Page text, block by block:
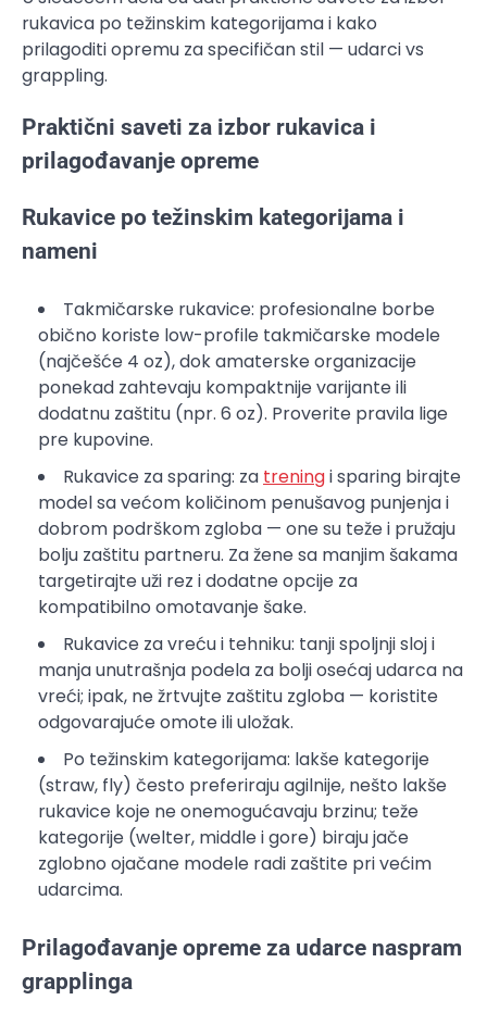
rukavica po težinskim kategorijama i kako
prilagoditi opremu za specifičan stil — udarci vs
grappling.
Praktični saveti za izbor rukavica i
prilagođavanje opreme
Rukavice po težinskim kategorijama i
nameni
Takmičarske rukavice: profesionalne borbe
obično koriste low-profile takmičarske modele
(najčešće 4 oz), dok amaterske organizacije
ponekad zahtevaju kompaktnije varijante ili
dodatnu zaštitu (npr. 6 oz). Proverite pravila lige
pre kupovine.
Rukavice za sparing: za treningi sparing birajte
model sa većom količinom penušavog punjenja i
dobrom podrškom zgloba — one su teže i pružaju
bolju zaštitu partneru. Za žene sa manjim šakama
targetirajte uži rez i dodatne opcije za
kompatibilno omotavanje šake.
Rukavice za vreću i tehniku: tanji spoljnji sloj i
manja unutrašnja podela za bolji osećaj udarca na
vreći; ipak, ne žrtvujte zaštitu zgloba — koristite
odgovarajuće omote ili uložak.
Po težinskim kategorijama: lakše kategorije
(straw, fly) često preferiraju agilnije, nešto lakše
rukavice koje ne onemogućavaju brzinu; teže
kategorije (welter, middle i gore) biraju jače
zglobno ojačane modele radi zaštite pri većim
udarcima.
Prilagođavanje opreme za udarce naspram
grapplinga